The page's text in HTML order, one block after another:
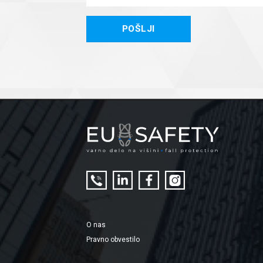
O nas
Pravno obvestilo